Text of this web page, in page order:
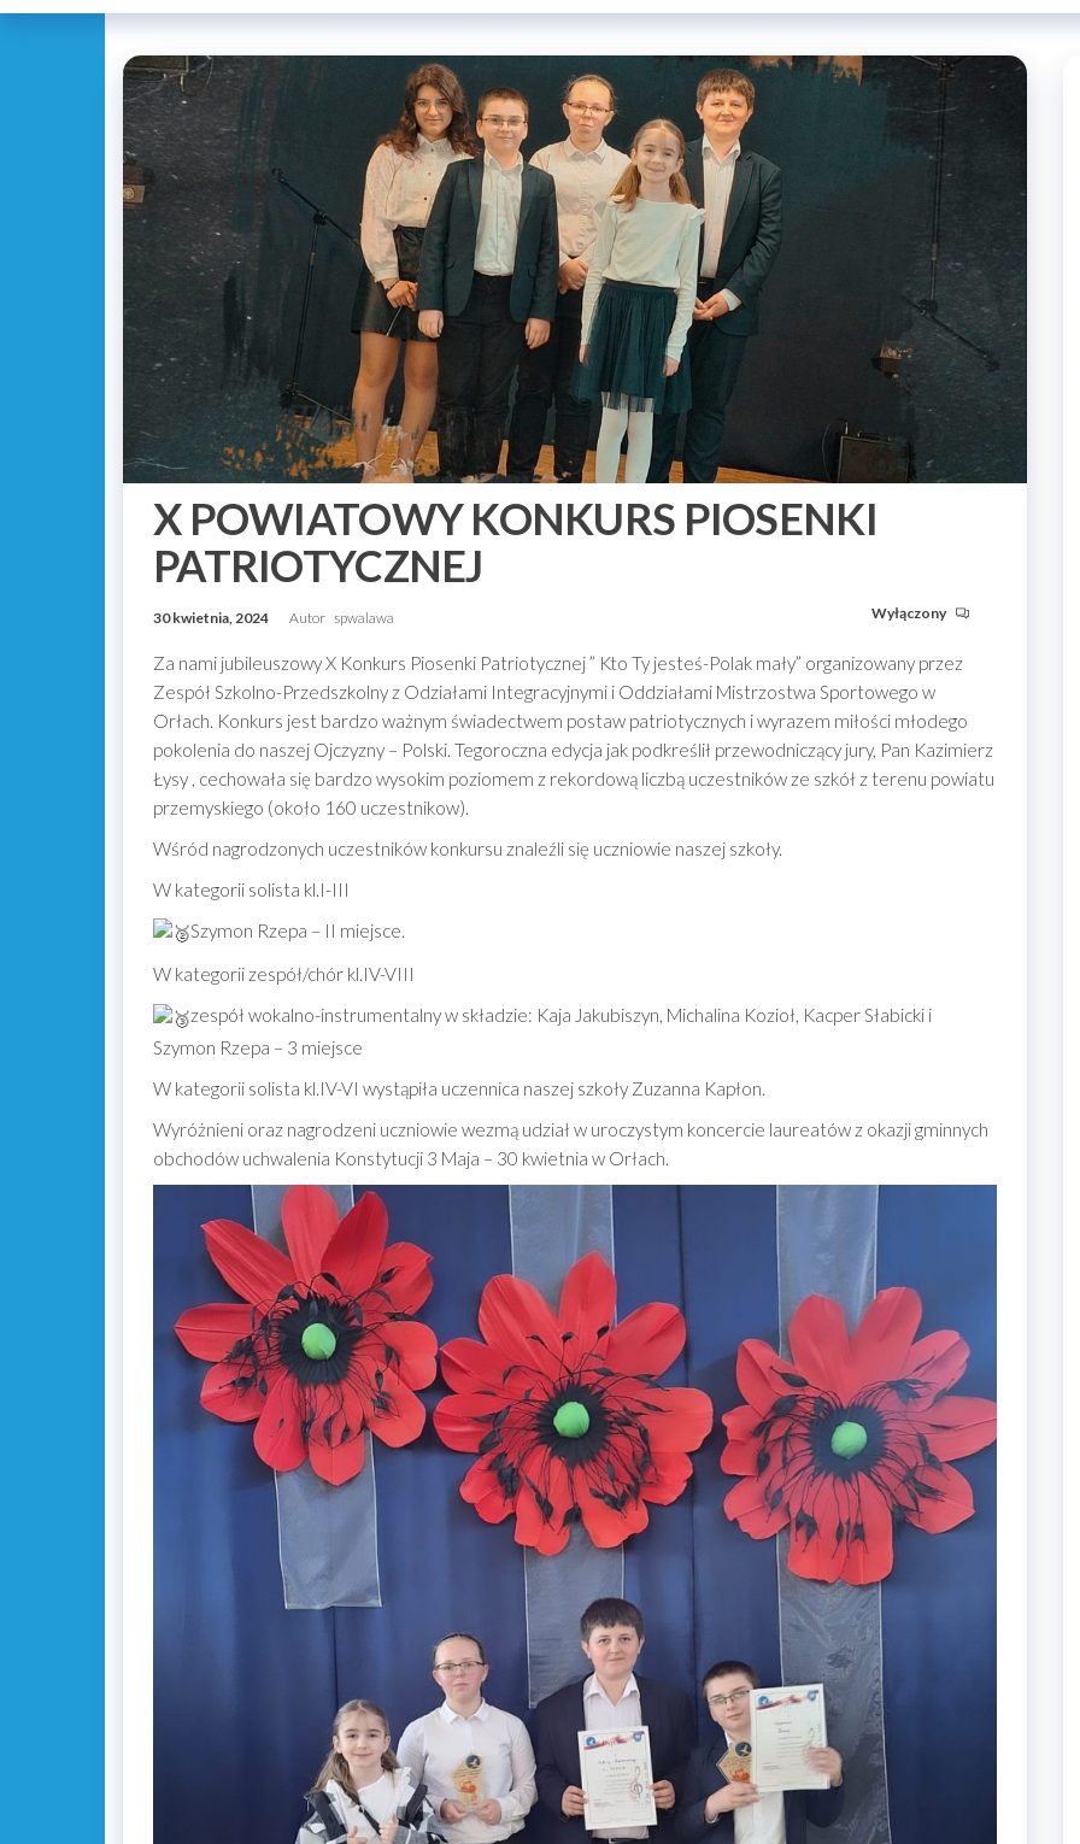
X POWIATOWY KONKURS PIOSENKI
PATRIOTYCZNEJ
30 kwietnia, 2024 Autor spwalawa Wyłączony
Za nami jubileuszowy X Konkurs Piosenki Patriotycznej ” Kto Ty jesteś-Polak mały” organizowany przez
Zespół Szkolno-Przedszkolny z Odziałami Integracyjnymi i Oddziałami Mistrzostwa Sportowego w
Orłach. Konkurs jest bardzo ważnym świadectwem postaw patriotycznych i wyrazem miłości młodego
pokolenia do naszej Ojczyzny – Polski. Tegoroczna edycja jak podkreślił przewodniczący jury, Pan Kazimierz
Łysy , cechowała się bardzo wysokim poziomem z rekordową liczbą uczestników ze szkół z terenu powiatu
przemyskiego (około 160 uczestnikow).
Wśród nagrodzonych uczestników konkursu znaleźli się uczniowie naszej szkoły.
W kategorii solista kl.I-III
Szymon Rzepa – II miejsce.
W kategorii zespół/chór kl.IV-VIII
zespół wokalno-instrumentalny w składzie: Kaja Jakubiszyn, Michalina Kozioł, Kacper Słabicki i
Szymon Rzepa – 3 miejsce
W kategorii solista kl.IV-VI wystąpiła uczennica naszej szkoły Zuzanna Kapłon.
Wyróżnieni oraz nagrodzeni uczniowie wezmą udział w uroczystym koncercie laureatów z okazji gminnych
obchodów uchwalenia Konstytucji 3 Maja – 30 kwietnia w Orłach.